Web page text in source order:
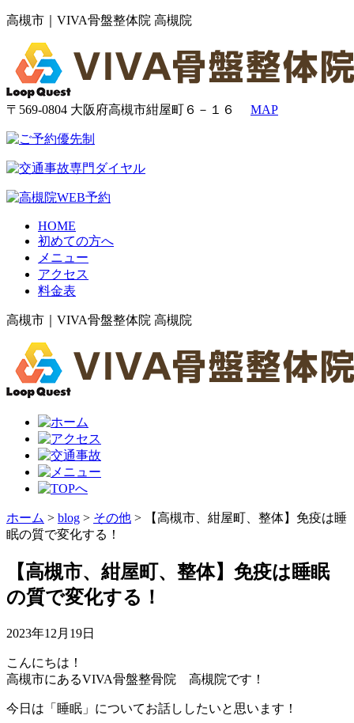
高槻市｜VIVA骨盤整体院 高槻院
〒569-0804 大阪府高槻市紺屋町６－１６ MAP
HOME
初めての方へ
メニュー
アクセス
料金表
高槻市｜VIVA骨盤整体院 高槻院
ホーム > blog > その他 >
【高槻市、紺屋町、整体】免疫は睡
眠の質で変化する！
【高槻市、紺屋町、整体】免疫は睡眠
の質で変化する！
2023年12月19日
こんにちは！
高槻市にあるVIVA骨盤整骨院 高槻院です！
今日は「睡眠」についてお話ししたいと思います！